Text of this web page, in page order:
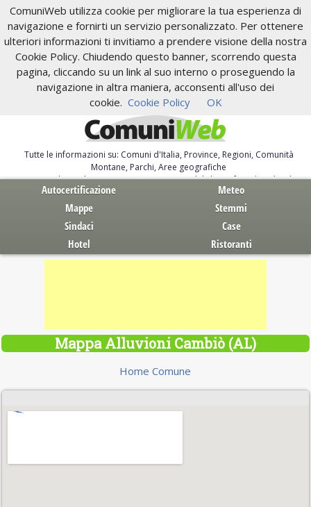
ComuniWeb utilizza cookie per migliorare la tua esperienza di
navigazione e fornirti un servizio personalizzato. Per ottenere
ulteriori informazioni ti invitiamo a prendere visione della nostra
Cookie Policy. Chiudendo questo banner, scorrendo questa
pagina, cliccando su un link al suo interno o proseguendo la
navigazione in altra maniera, acconsenti all'uso dei
cookie. Cookie Policy OK
Tutte le informazioni su: Comuni d'Italia, Province, Regioni, Comunità
Montane, Parchi, Aree geografiche
Servizi al Cittadino. Autocertificazione, moduli, leggi, free download
Autocertificazione
Meteo
Mappe
Stemmi
Sindaci
Case
Hotel
Ristoranti
Mappa Alluvioni Cambiò (AL)
Home Comune